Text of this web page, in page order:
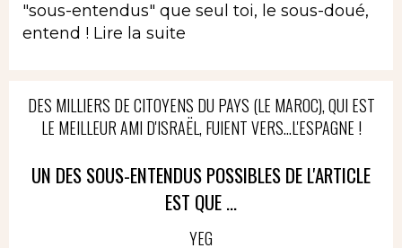
"sous-entendus" que seul toi, le sous-doué,
entend ! Lire la suite
DES MILLIERS DE CITOYENS DU PAYS (LE MAROC), QUI EST
LE MEILLEUR AMI D'ISRAËL, FUIENT VERS...L'ESPAGNE !
UN DES SOUS-ENTENDUS POSSIBLES DE L'ARTICLE
EST QUE ...
YEG